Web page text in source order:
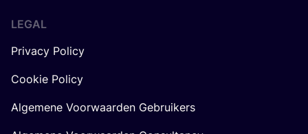
LEGAL
Privacy Policy
Cookie Policy
Algemene Voorwaarden Gebruikers